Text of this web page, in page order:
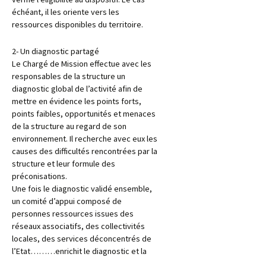
échéant, il les oriente vers les
ressources disponibles du territoire.
2- Un diagnostic partagé
Le Chargé de Mission effectue avec les
responsables de la structure un
diagnostic global de l’activité afin de
mettre en évidence les points forts,
points faibles, opportunités et menaces
de la structure au regard de son
environnement. Il recherche avec eux les
causes des difficultés rencontrées par la
structure et leur formule des
préconisations.
Une fois le diagnostic validé ensemble,
un comité d’appui composé de
personnes ressources issues des
réseaux associatifs, des collectivités
locales, des services déconcentrés de
l’Etat………enrichit le diagnostic et la